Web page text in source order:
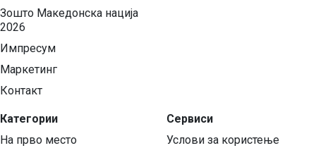
Зошто Македонска нација
2026
Импресум
Маркетинг
Контакт
Категории
На прво место
Сервиси
Услови за користење